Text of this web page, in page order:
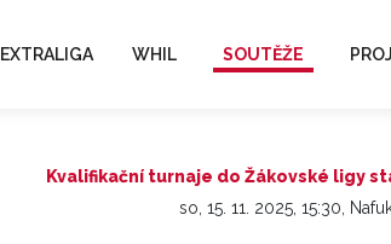
EXTRALIGA WHIL SOUTĚŽE
Kvalifikační turnaje do Žákovské ligy
so, 15. 11. 2025, 15:30,